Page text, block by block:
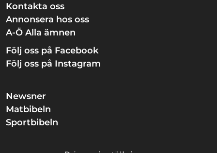
Kontakta oss
Annonsera hos oss
A-Ö Alla ämnen
Följ oss på Facebook
Följ oss på Instagram
Newsner
Matbibeln
Sportbibeln